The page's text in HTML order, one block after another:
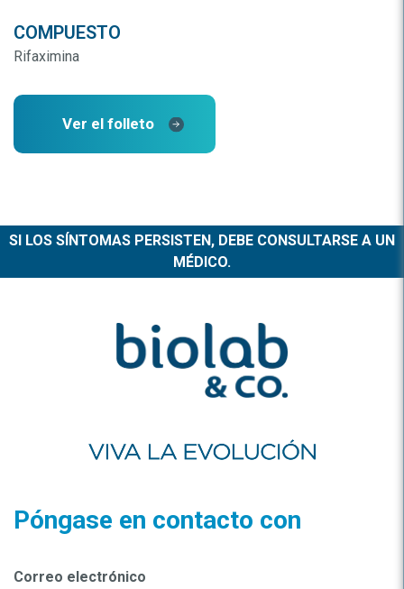
COMPUESTO
Rifaximina
Ver el folleto
SI LOS SÍNTOMAS PERSISTEN, DEBE CONSULTARSE A UN
MÉDICO.
Póngase en contacto con
Correo electrónico